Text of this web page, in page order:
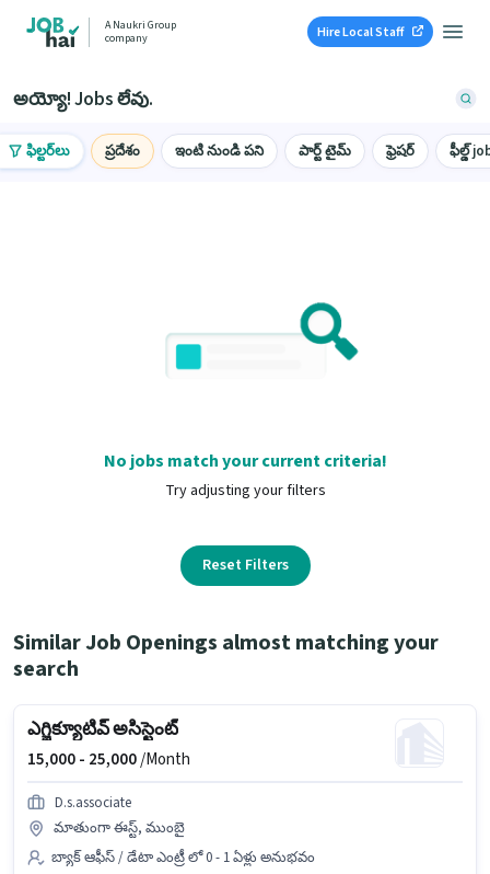
A Naukri Group
company
Hire Local Staff
అయ్యో! Jobs లేవు.
ఫిల్టర్‌లు ప్రదేశం ఇంటి నుండి పని పార్ట్ టైమ్ ఫ్రెషర్ ఫీల్డ్
No jobs match your current criteria!
Try adjusting your filters
Reset Filters
Similar Job Openings almost matching your
search
ఎగ్జిక్యూటివ్ అసిస్టెంట్
15,000 - 25,000/Month
D.s.associate
మాతుంగా ఈస్ట్, ముంబై
బ్యాక్ ఆఫీస్ / డేటా ఎంట్రీ లో 0 - 1 ఏళ్లు అనుభవం